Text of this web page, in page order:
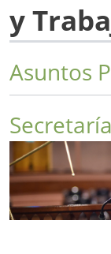
y
Asuntos